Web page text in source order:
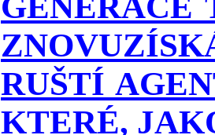
RUŠTÍ
KTERÉ,